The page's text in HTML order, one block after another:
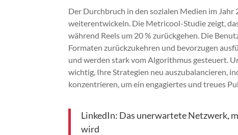
Der Durchbruch in den sozialen Medien im Jahr
weiterentwickeln. Die Metricool-Studie zeigt,
während Reels um 20 % zurückgehen. Die
Formaten zurückzukehren und bevorzugen
und werden stark vom Algorithmus gesteuert.
wichtig, Ihre Strategien neu auszubalancieren,
konzentrieren, um ein engagiertes und treues
LinkedIn: Das unerwartete Netzwerk,
wird